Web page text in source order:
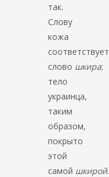
так.
Слову
кожа
соответствует
слово шкира;
тело
украинца,
таким
образом,
покрыто
этой
самой шкирой.